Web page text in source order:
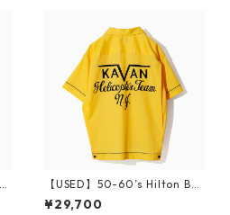
【USED】50-60’s Hilton Bo
wling Shirt M
¥29,700